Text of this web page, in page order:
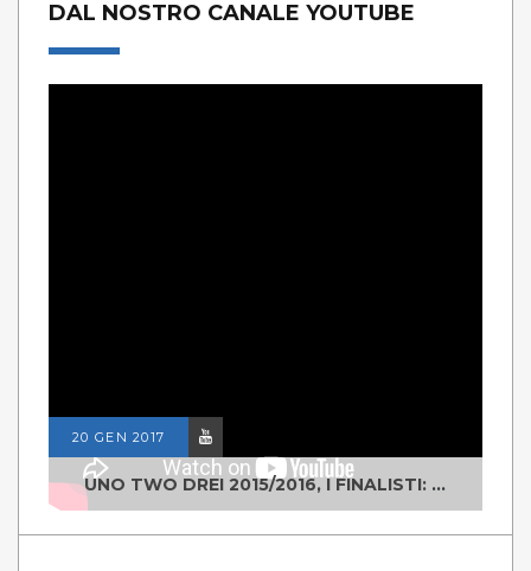
DAL NOSTRO CANALE YOUTUBE
20 GEN 2017
UNO TWO DREI 2015/2016, I FINALISTI: CLASSE IV ALS ISTITUTO "DEGASPERI" BORGO VALSUGANA